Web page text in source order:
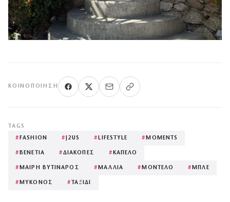
ΚΟΙΝΟΠΟΊΗΣΗ
TAGS
# FASHION # J2US # LIFESTYLE # MOMENTS
# ΒΕΝΕΤΙΑ #ΔΙΑΚΟΠΕΣ # ΚΑΠΕΛΟ
# ΜΑΙΡΗ ΒΥΤΙΝΑΡΟΣ # ΜΑΛΛΙΑ # ΜΟΝΤΕΛΟ # ΜΠΛΕ
# ΜΥΚΟΝΟΣ # ΤΑΞΙΔΙ